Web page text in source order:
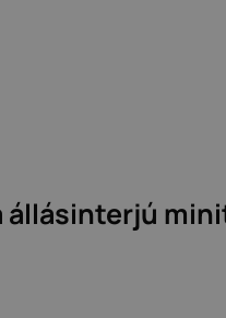
állásinterjú